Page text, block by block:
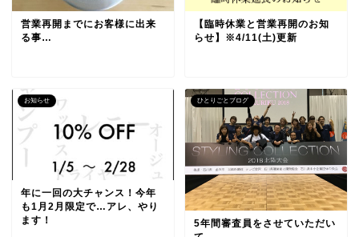
営業再開までにお客様に出来
る事…
【臨時休業と営業再開のお知
らせ】※4/11(土)更新
お知らせ
年に一回の大チャンス！今年
も1月2月限定で…アレ、やり
ます！
ひとりごとブログ
5年間審査員をさせていただい